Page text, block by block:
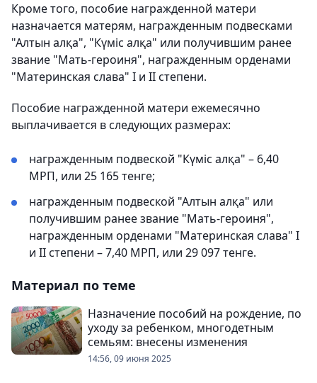
Кроме того, пособие награжденной матери
назначается матерям, награжденным подвесками
"Алтын алқа", "Күміс алқа" или получившим ранее
звание "Мать-героиня", награжденным орденами
"Материнская слава" I и II степени.
Пособие награжденной матери ежемесячно
выплачивается в следующих размерах:
награжденным подвеской "Күміс алқа" – 6,40
МРП, или 25 165 тенге;
награжденным подвеской "Алтын алқа" или
получившим ранее звание "Мать-героиня",
награжденным орденами "Материнская слава" I
и II степени – 7,40 МРП, или 29 097 тенге.
Материал по теме
Назначение пособий на рождение, по
уходу за ребенком, многодетным
семьям: внесены изменения
14:56, 09 июня 2025